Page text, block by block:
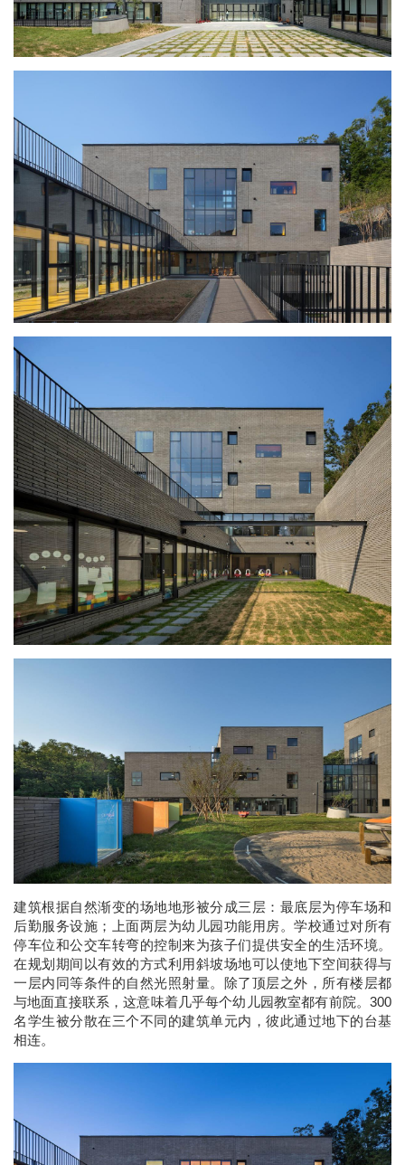
建筑根据自然渐变的场地地形被分成三层：最底层为停车场和
后勤服务设施；上面两层为幼儿园功能用房。学校通过对所有
停车位和公交车转弯的控制来为孩子们提供安全的生活环境。
在规划期间以有效的方式利用斜坡场地可以使地下空间获得与
一层内同等条件的自然光照射量。除了顶层之外，所有楼层都
与地面直接联系，这意味着几乎每个幼儿园教室都有前院。 300
名学生被分散在三个不同的建筑单元内，彼此通过地下的台基
相连。